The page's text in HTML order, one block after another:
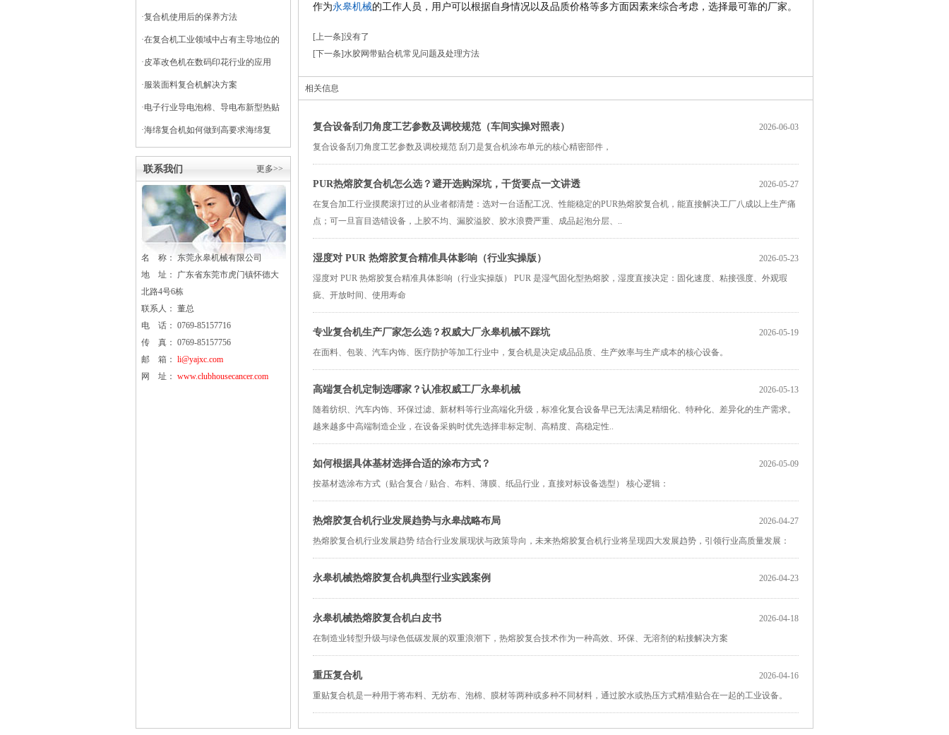
项
·复合机使用后的保养方法
·在复合机工业领域中占有主导地位的
干式复合机
·皮革改色机在数码印花行业的应用
·服装面料复合机解决方案
·电子行业导电泡棉、导电布新型热贴
复合
·海绵复合机如何做到高要求海绵复
更多>>
联系我们
名 称： 东莞永皋机械有限公司
地 址： 广东省东莞市虎门镇怀德大
北路4号6栋
联系人： 董总
电 话： 0769-85157716
传 真： 0769-85157756
邮 箱： li@yajxc.com
网 址： www.clubhousecancer.com
作为永皋机械的工作人员，用户可以根据自身情况以及品质价格等多方面因素来综合考虑，选择最可靠的厂家。
[上一条]没有了
[下一条]水胶网带贴合机常见问题及处理方法
相关信息
2026-06-03
复合设备刮刀角度工艺参数及调校规范（车间实操对照表）
​复合设备刮刀角度工艺参数及调校规范 刮刀是复合机涂布单元的核心精密部件，
2026-05-27
PUR热熔胶复合机怎么选？避开选购深坑，干货要点一文讲透
在复合加工行业摸爬滚打过的从业者都清楚：选对一台适配工况、性能稳定的PUR热熔胶复合机，能直接解决工厂八成以上生产痛
点；可一旦盲目选错设备，上胶不均、漏胶溢胶、胶水浪费严重、成品起泡分层、..
2026-05-23
湿度对 PUR 热熔胶复合精准具体影响（行业实操版）
湿度对 PUR 热熔胶复合精准具体影响（行业实操版） PUR 是湿气固化型热熔胶，湿度直接决定：固化速度、粘接强度、外观瑕
疵、开放时间、使用寿命
2026-05-19
专业复合机生产厂家怎么选？权威大厂永皋机械不踩坑
在面料、包装、汽车内饰、医疗防护等加工行业中，复合机是决定成品品质、生产效率与生产成本的核心设备。
2026-05-13
高端复合机定制选哪家？认准权威工厂永皋机械
随着纺织、汽车内饰、环保过滤、新材料等行业高端化升级，标准化复合设备早已无法满足精细化、特种化、差异化的生产需求。
越来越多中高端制造企业，在设备采购时优先选择非标定制、高精度、高稳定性..
2026-05-09
如何根据具体基材选择合适的涂布方式？
按基材选涂布方式（贴合复合 / 贴合、布料、薄膜、纸品行业，直接对标设备选型） 核心逻辑：
2026-04-27
热熔胶复合机行业发展趋势与永皋战略布局
热熔胶复合机行业发展趋势 结合行业发展现状与政策导向，未来热熔胶复合机行业将呈现四大发展趋势，引领行业高质量发展：
2026-04-23
永皋机械热熔胶复合机典型行业实践案例
2026-04-18
永皋机械热熔胶复合机白皮书
在制造业转型升级与绿色低碳发展的双重浪潮下，热熔胶复合技术作为一种高效、环保、无溶剂的粘接解决方案
2026-04-16
重压复合机
重贴复合机是一种用于将布料、无纺布、泡棉、膜材等两种或多种不同材料，通过胶水或热压方式精准贴合在一起的工业设备。